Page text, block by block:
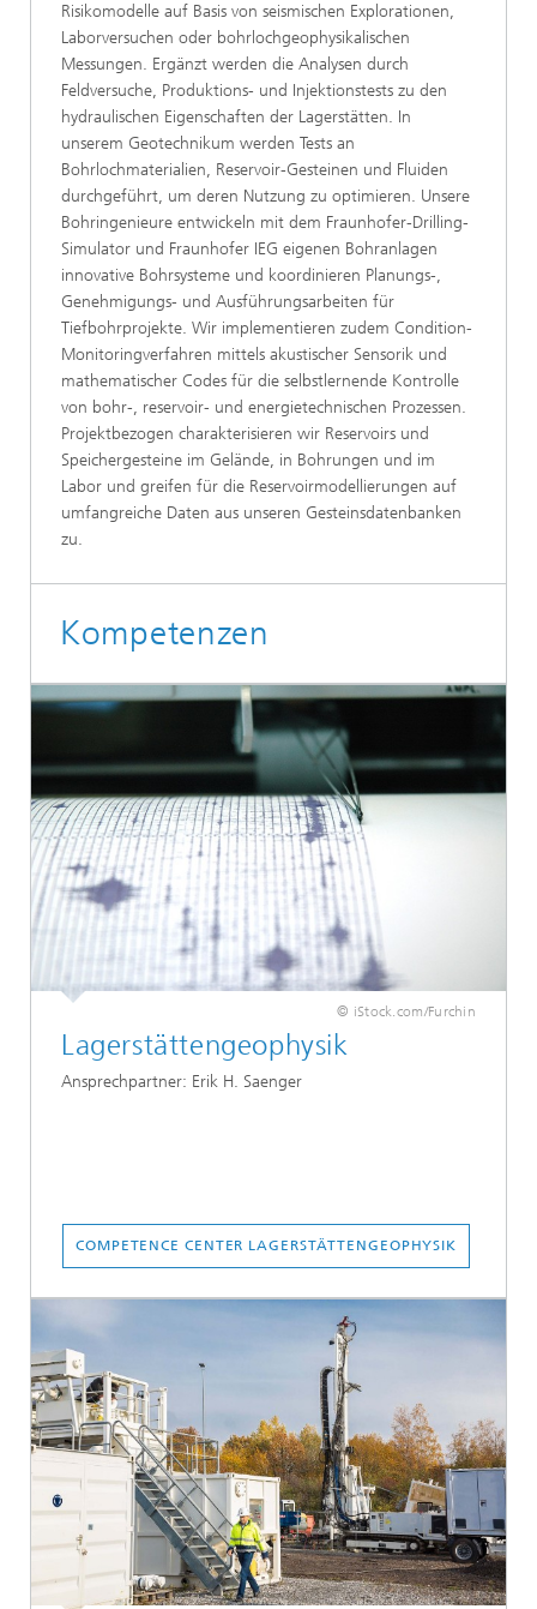
Risikomodelle auf Basis von seismischen Explorationen,
Laborversuchen oder bohrlochgeophysikalischen
Messungen. Ergänzt werden die Analysen durch
Feldversuche, Produktions- und Injektionstests zu den
hydraulischen Eigenschaften der Lagerstätten. In
unserem Geotechnikum werden Tests an
Bohrlochmaterialien, Reservoir-Gesteinen und Fluiden
durchgeführt, um deren Nutzung zu optimieren. Unsere
Bohringenieure entwickeln mit dem Fraunhofer-Drilling-
Simulator und Fraunhofer IEG eigenen Bohranlagen
innovative Bohrsysteme und koordinieren Planungs-,
Genehmigungs- und Ausführungsarbeiten für
Tiefbohrprojekte. Wir implementieren zudem Condition-
Monitoringverfahren mittels akustischer Sensorik und
mathematischer Codes für die selbstlernende Kontrolle
von bohr-, reservoir- und energietechnischen Prozessen.
Projektbezogen charakterisieren wir Reservoirs und
Speichergesteine im Gelände, in Bohrungen und im
Labor und greifen für die Reservoirmodellierungen auf
umfangreiche Daten aus unseren Gesteinsdatenbanken
zu.
Kompetenzen
© iStock.com/Furchin
Lagerstättengeophysik
Ansprechpartner: Erik H. Saenger
COMPETENCE CENTER LAGERSTÄTTENGEOPHYSIK